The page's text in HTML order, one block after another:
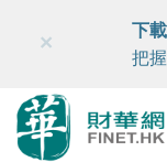
財華智庫網
×
下
把